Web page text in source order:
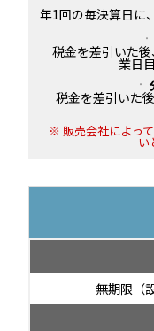
年1回の毎決算日に
税金を差引いた
業日
税金を差引いた
販売会社によっ
い
無期限（